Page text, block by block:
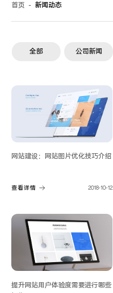
首页 - 新闻动态
全部 公司新闻
网站建设：网站图片优化技巧介绍
查看详情 2018-10-12
提升网站用户体验度需要进行哪些